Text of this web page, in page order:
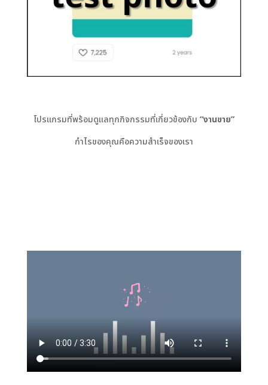
โปรแกรมที่พร้อมดูแลทุกกิจกรรมที่เกี่ยวข้องกับ “งานขาย”
กำไรของคุณคือความสำเร็จของเรา